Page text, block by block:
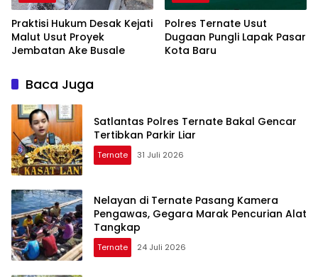
Praktisi Hukum Desak Kejati
Malut Usut Proyek
Jembatan Ake Busale
Polres Ternate Usut
Dugaan Pungli Lapak Pasar
Kota Baru
Baca Juga
Satlantas Polres Ternate Bakal Gencar
Tertibkan Parkir Liar
Ternate 31 Juli 2026
Nelayan di Ternate Pasang Kamera
Pengawas, Gegara Marak Pencurian Alat
Tangkap
Ternate 24 Juli 2026